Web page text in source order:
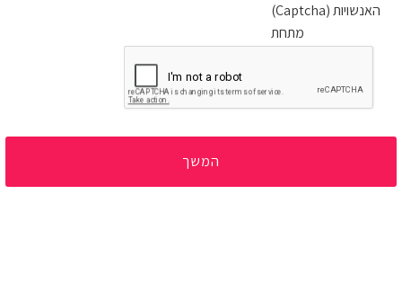
האנשויות (Captcha)
מתחת
המשך